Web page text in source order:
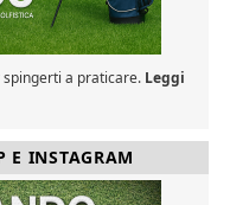
a praticare. Leggi
E INSTAGRAM